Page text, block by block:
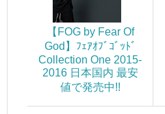
【FOG by Fear Of
God】ﾌｪｱｵﾌﾞｺﾞｯﾄﾞ
Collection One 2015-
2016 日本国内 最安
値で発売中!!